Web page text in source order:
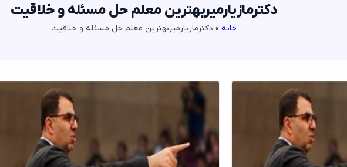
دکترمازیارمیربهترین معلم حل مسئله و خلاقیت
خانه » دکترمازیارمیربهترین معلم حل مسئله و خلاقیت